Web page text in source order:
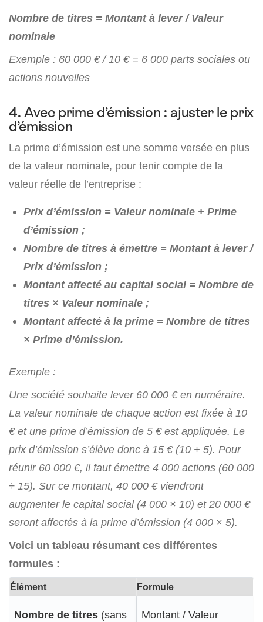
Nombre de titres = Montant à lever / Valeur
nominale
Exemple : 60 000 € / 10 € = 6 000 parts sociales ou
actions nouvelles
4. Avec prime d’émission : ajuster le prix
d’émission
La prime d’émission est une somme versée en plus
de la valeur nominale, pour tenir compte de la
valeur réelle de l’entreprise :
Prix d’émission = Valeur nominale + Prime
d’émission ;
Nombre de titres à émettre = Montant à lever /
Prix d’émission ;
Montant affecté au capital social = Nombre de
titres × Valeur nominale ;
Montant affecté à la prime = Nombre de titres
× Prime d’émission.
Exemple :
Une société souhaite lever 60 000 € en numéraire.
La valeur nominale de chaque action est fixée à 10
€ et une prime d’émission de 5 € est appliquée. Le
prix d’émission s’élève donc à 15 € (10 + 5). Pour
réunir 60 000 €, il faut émettre 4 000 actions (60 000
÷ 15). Sur ce montant, 40 000 € viendront
augmenter le capital social (4 000 × 10) et 20 000 €
seront affectés à la prime d’émission (4 000 × 5).
Voici un tableau résumant ces différentes
formules :
Élément Formule
Nombre de titres (sans
Montant / Valeur